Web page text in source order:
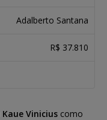
Adalberto Santana
R$ 37.810
Kaue Vinicius como